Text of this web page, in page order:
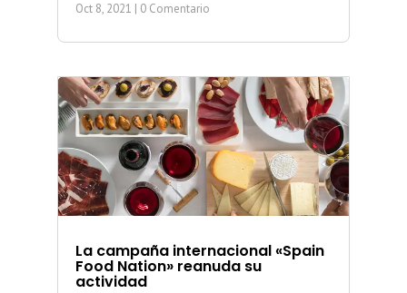
Oct 8, 2021 | 0 Comentario
La campaña internacional «Spain
Food Nation» reanuda su
actividad